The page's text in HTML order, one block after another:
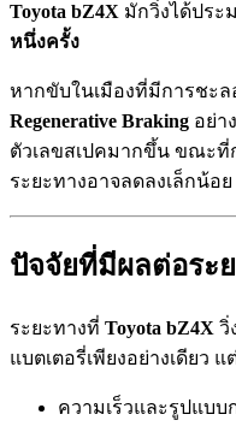
Toyota bZ4X มักวิ่งได้ประ
หนึ่งครั้ง
หากขับในเมืองที่มีการชะล
Regenerative Braking อย่า
ตัวเลขสเปคมากขึ้น ขณะที่
ระยะทางอาจลดลงเล็กน้อย
ปัจจัยที่มีผลต่อระ
ระยะทางที่ Toyota bZ4X วิ่
แบตเตอรี่เพียงอย่างเดียว แ
ความเร็วและรูปแบบ